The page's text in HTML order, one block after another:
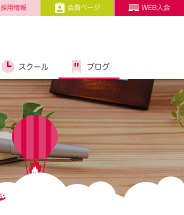
採用情報 会員ページ WEB入会
スクール ブログ